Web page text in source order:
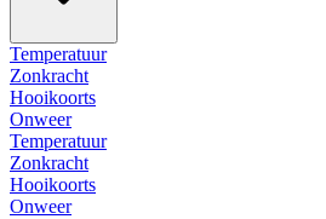
Temperatuur
Zonkracht
Hooikoorts
Onweer
Temperatuur
Zonkracht
Hooikoorts
Onweer